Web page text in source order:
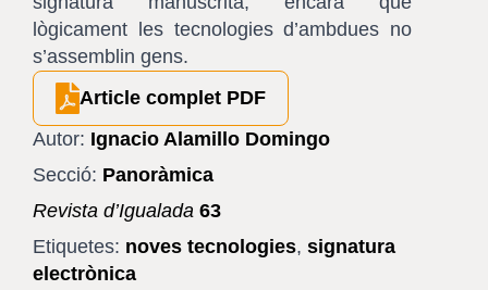
lògicament les tecnologies d’ambdues no
s’assemblin gens.
Article complet PDF
Autor: Ignacio Alamillo Domingo
Secció: Panoràmica
Revista d’Igualada 63
Etiquetes: noves tecnologies, signatura
electrònica